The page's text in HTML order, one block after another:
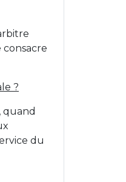
consacre
?
quand
du